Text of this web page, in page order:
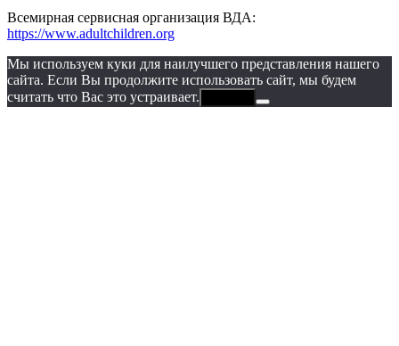
Всемирная сервисная организация ВДА:
https://www.adultchildren.org
Мы используем куки для наилучшего представления нашего
сайта. Если Вы продолжите использовать сайт, мы будем
считать что Вас это устраивает.